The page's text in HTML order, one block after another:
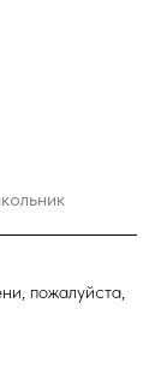
пожалуйста,